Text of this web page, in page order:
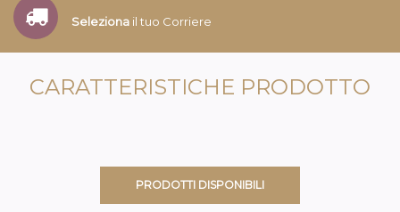
Seleziona il tuo Corriere
CARATTERISTICHE PRODOTTO
PRODOTTI DISPONIBILI